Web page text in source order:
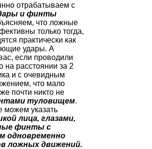
отрабатываем с
и финты
что ложные
только тогда,
практически как
удары. А
если проводили
на расстоянии за 2
и с очевидным
что мало
почти никто не
туловищем.
указать
лица, глазами,
финты с
одновременно
ложных движений.